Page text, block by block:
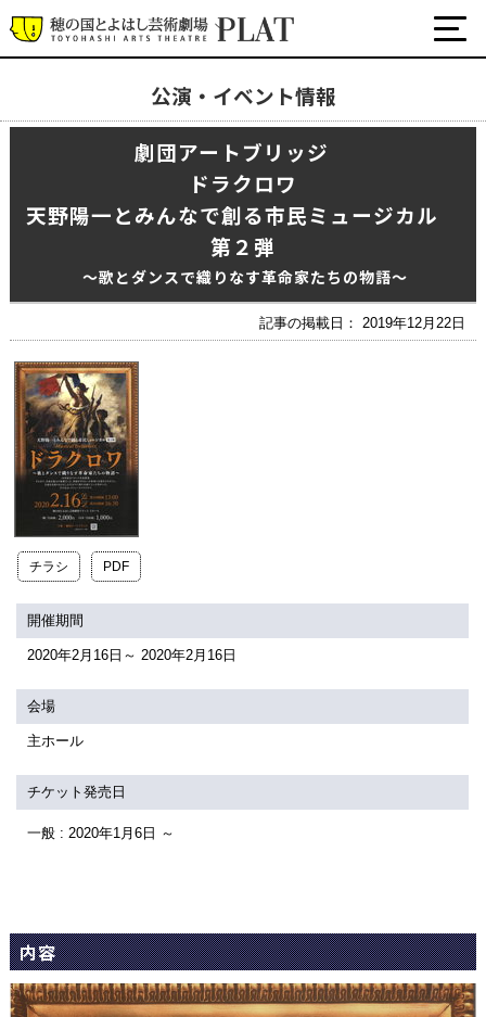
サービス
座席表
プラットニュース
サイトマップ トップに戻る
公演・イベント情報
劇団アートブリッジ
ドラクロワ
天野陽一とみんなで創る市民ミュージカル
第２弾
～歌とダンスで織りなす革命家たちの物語～
記事の掲載日： 2019年12月22日
チラシ PDF
開催期間
2020年2月16日～ 2020年2月16日
会場
主ホール
チケット発売日
一般 : 2020年1月6日 ～
内容
最新の公演・イベント情報
演劇・ダンス・音楽など
ワークショップ・講座
チケット・座席表・鑑賞サポートなど
施設の利用について
サポート
関連団体・施設